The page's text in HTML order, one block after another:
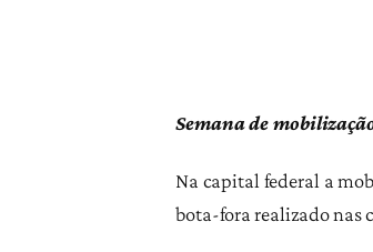
Semana de
Na capital federal a
bota-fora realizado nas